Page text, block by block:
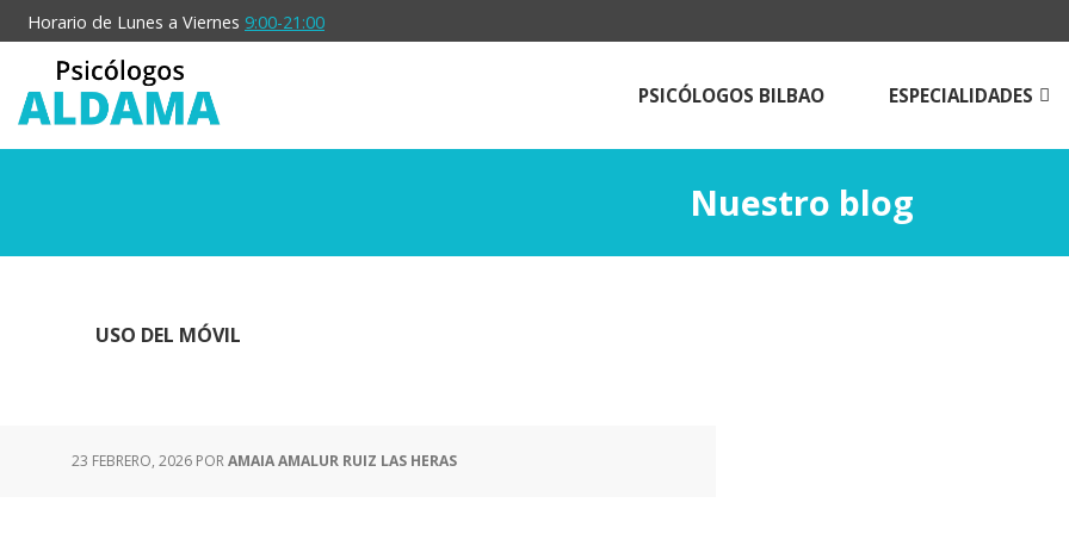
Saltar
al
contenido
principal
Saltar
a
barra
lateral
Horario de Lunes a Viernes 9:00-21:00
PSICÓLOGOS BILBAO ESPECIALIDADES
Psicólogos para adultos
Nuestro blog
USO DEL MÓVIL
23 FEBRERO, 2026 PORAMAIA AMALUR RUIZ LAS HERAS